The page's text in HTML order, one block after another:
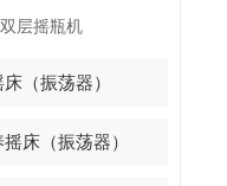
层摇瓶机
（振荡器）
床（振荡器）